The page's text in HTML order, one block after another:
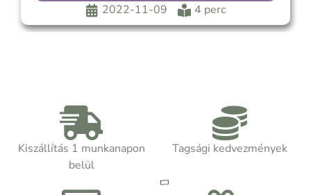
állapotok elősegítették a fizikai érzékeke feletti
érzékelés kialakulását. Ez az érzékenység
2022-11-09 4 perc
Kiszállítás 1 munkanapon
belül
Tagsági kedvezmények